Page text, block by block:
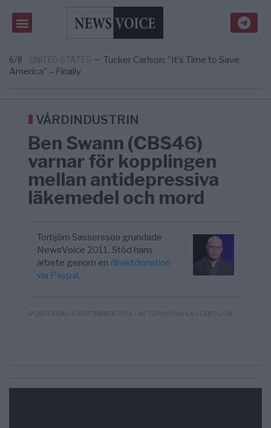
—
Massiv anstormning till Ceuta – Misstankar
6/8 UNITED STATES — Tucker Carlson: ”It’s Time to Save
America” – Finally
massbegravningarna någonsin
geografiskt apartheidsystem
AFRIKA —
Massiv anstormning till Ceuta – Misstankar
om amerikansk påverkan
UNITED STATES — Tucker Carlson: ”It’s Time to Save
America” – Finally
VÅRDINDUSTRIN
Ben Swann (CBS46)
varnar för kopplingen
mellan antidepressiva
läkemedel och mord
Torbjörn Sassersson grundade
NewsVoice 2011. Stöd hans
arbete genom en direktdonation
via Paypal.
PUBLICERAD 6 SEPTEMBER 2015 - AV TORBJÖRN SASSERSSON